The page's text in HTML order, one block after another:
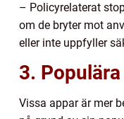
– Policyrelaterat
om de bryter mot
eller inte uppfyller
3.
Vissa appar är mer